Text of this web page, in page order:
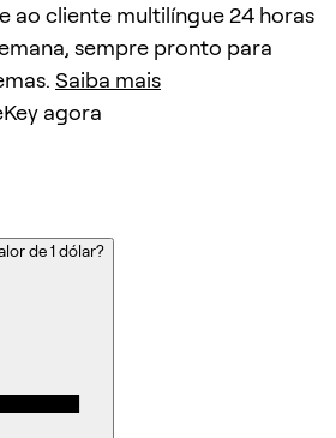
ao cliente multilíngue 24 horas
sempre pronto para
Saiba mais
agora
de 1 dólar?